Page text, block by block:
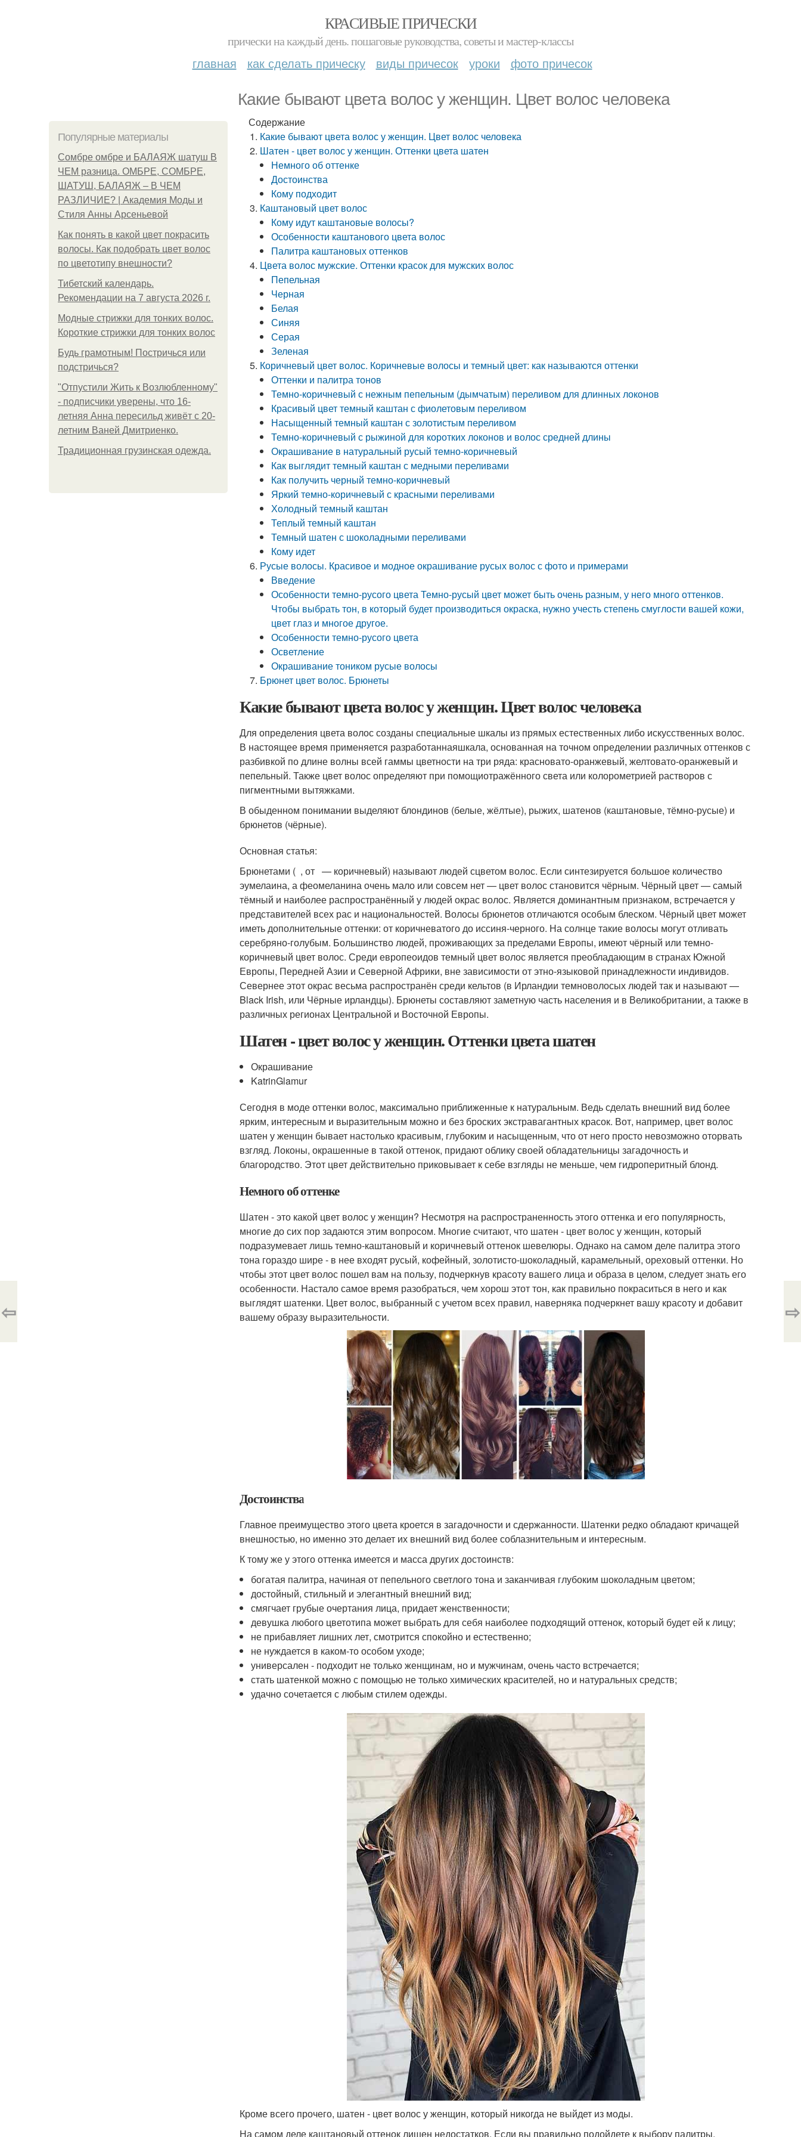
КРАСИВЫЕ ПРИЧЕСКИ
прически на каждый день. пошаговые руководства, советы и мастер-классы
главная как сделать прическу виды причесок уроки фото причесок
Какие бывают цвета волос у женщин. Цвет волос человека
Популярные материалы
Сомбре омбре и БАЛАЯЖ шатуш В
ЧЕМ разница. ОМБРЕ, СОМБРЕ,
ШАТУШ, БАЛАЯЖ – В ЧЕМ
РАЗЛИЧИЕ? | Академия Моды и
Стиля Анны Арсеньевой
Как понять в какой цвет покрасить
волосы. Как подобрать цвет волос
по цветотипу внешности?
Тибетский календарь.
Рекомендации на 7 августа 2026 г.
Модные стрижки для тонких волос.
Короткие стрижки для тонких волос
Будь грамотным! Постричься или
подстричься?
"Отпустили Жить к Возлюбленному"
- подписчики уверены, что 16-
летняя Анна пересильд живёт с 20-
летним Ваней Дмитриенко.
Традиционная грузинская одежда.
Содержание
Какие бывают цвета волос у женщин. Цвет волос человека
Шатен - цвет волос у женщин. Оттенки цвета шатен
Немного об оттенке
Достоинства
Кому подходит
Каштановый цвет волос
Кому идут каштановые волосы?
Особенности каштанового цвета волос
Палитра каштановых оттенков
Цвета волос мужские. Оттенки красок для мужских волос
Пепельная
Черная
Белая
Синяя
Серая
Зеленая
Коричневый цвет волос. Коричневые волосы и темный цвет: как называются оттенки
Оттенки и палитра тонов
Темно-коричневый с нежным пепельным (дымчатым) переливом для длинных локонов
Красивый цвет темный каштан с фиолетовым переливом
Насыщенный темный каштан с золотистым переливом
Темно-коричневый с рыжиной для коротких локонов и волос средней длины
Окрашивание в натуральный русый темно-коричневый
Как выглядит темный каштан с медными переливами
Как получить черный темно-коричневый
Яркий темно-коричневый с красными переливами
Холодный темный каштан
Теплый темный каштан
Темный шатен с шоколадными переливами
Кому идет
Русые волосы. Красивое и модное окрашивание русых волос с фото и примерами
Введение
Особенности темно-русого цвета Темно-русый цвет может быть очень разным, у него много оттенков.
Чтобы выбрать тон, в который будет производиться окраска, нужно учесть степень смуглости вашей кожи,
цвет глаз и многое другое.
Особенности темно-русого цвета
Осветление
Окрашивание тоником русые волосы
Брюнет цвет волос. Брюнеты
Какие бывают цвета волос у женщин. Цвет волос человека
Для определения цвета волос созданы специальные шкалы из прямых естественных либо искусственных волос.
В настоящее время применяется разработаннаяшкала, основанная на точном определении различных оттенков с
разбивкой по длине волны всей гаммы цветности на три ряда: красновато-оранжевый, желтовато-оранжевый и
пепельный. Также цвет волос определяют при помощиотражённого света или колорометрией растворов с
пигментными вытяжками.
В обыденном понимании выделяют блондинов (белые, жёлтые), рыжих, шатенов (каштановые, тёмно-русые) и
брюнетов (чёрные).
Основная статья:
Брюнетами ( , от — коричневый) называют людей сцветом волос. Если синтезируется большое количество
эумелаина, а феомеланина очень мало или совсем нет — цвет волос становится чёрным. Чёрный цвет — самый
тёмный и наиболее распространённый у людей окрас волос. Является доминантным признаком, встречается у
представителей всех рас и национальностей. Волосы брюнетов отличаются особым блеском. Чёрный цвет может
иметь дополнительные оттенки: от коричневатого до иссиня-черного. На солнце такие волосы могут отливать
серебряно-голубым. Большинство людей, проживающих за пределами Европы, имеют чёрный или темно-
коричневый цвет волос. Среди европеоидов темный цвет волос является преобладающим в странах Южной
Европы, Передней Азии и Северной Африки, вне зависимости от этно-языковой принадлежности индивидов.
Севернее этот окрас весьма распространён среди кельтов (в Ирландии темноволосых людей так и называют —
Black Irish, или Чёрные ирландцы). Брюнеты составляют заметную часть населения и в Великобритании, а также в
различных регионах Центральной и Восточной Европы.
Шатен - цвет волос у женщин. Оттенки цвета шатен
Окрашивание
KatrinGlamur
Сегодня в моде оттенки волос, максимально приближенные к натуральным. Ведь сделать внешний вид более
ярким, интересным и выразительным можно и без броских экстравагантных красок. Вот, например, цвет волос
шатен у женщин бывает настолько красивым, глубоким и насыщенным, что от него просто невозможно оторвать
взгляд. Локоны, окрашенные в такой оттенок, придают облику своей обладательницы загадочность и
благородство. Этот цвет действительно приковывает к себе взгляды не меньше, чем гидроперитный блонд.
Немного об оттенке
Шатен - это какой цвет волос у женщин? Несмотря на распространенность этого оттенка и его популярность,
многие до сих пор задаются этим вопросом. Многие считают, что шатен - цвет волос у женщин, который
подразумевает лишь темно-каштановый и коричневый оттенок шевелюры. Однако на самом деле палитра этого
тона гораздо шире - в нее входят русый, кофейный, золотисто-шоколадный, карамельный, ореховый оттенки. Но
чтобы этот цвет волос пошел вам на пользу, подчеркнув красоту вашего лица и образа в целом, следует знать его
особенности. Настало самое время разобраться, чем хорош этот тон, как правильно покраситься в него и как
выглядят шатенки. Цвет волос, выбранный с учетом всех правил, наверняка подчеркнет вашу красоту и добавит
вашему образу выразительности.
Достоинства
Главное преимущество этого цвета кроется в загадочности и сдержанности. Шатенки редко обладают кричащей
внешностью, но именно это делает их внешний вид более соблазнительным и интересным.
К тому же у этого оттенка имеется и масса других достоинств:
богатая палитра, начиная от пепельного светлого тона и заканчивая глубоким шоколадным цветом;
достойный, стильный и элегантный внешний вид;
смягчает грубые очертания лица, придает женственности;
девушка любого цветотипа может выбрать для себя наиболее подходящий оттенок, который будет ей к лицу;
не прибавляет лишних лет, смотрится спокойно и естественно;
не нуждается в каком-то особом уходе;
универсален - подходит не только женщинам, но и мужчинам, очень часто встречается;
стать шатенкой можно с помощью не только химических красителей, но и натуральных средств;
удачно сочетается с любым стилем одежды.
Кроме всего прочего, шатен - цвет волос у женщин, который никогда не выйдет из моды.
На самом деле каштановый оттенок лишен недостатков. Если вы правильно подойдете к выбору палитры,
⇦ ⇨